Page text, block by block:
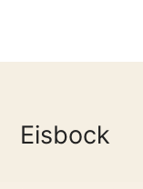
Eisbock